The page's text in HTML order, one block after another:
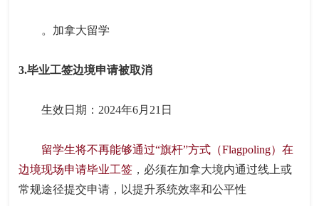
。加拿大留学
3.毕业工签边境申请被取消
生效日期：2024年6月21日
留学生将不再能够通过“旗杆”方式（Flagpoling）在
边境现场申请毕业工签 ，必须在加拿大境内通过线上或
常规途径提交申请，以提升系统效率和公平性